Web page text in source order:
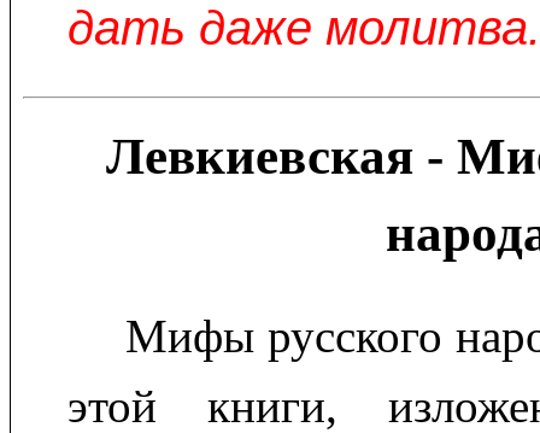
дать даже
Левкиевская -
Мифы русского
этой книги,